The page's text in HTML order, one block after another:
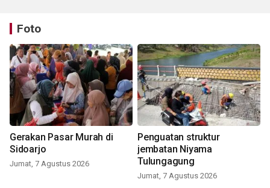
Foto
Gerakan Pasar Murah di
Sidoarjo
Jumat, 7 Agustus 2026
Penguatan struktur
jembatan Niyama
Tulungagung
Jumat, 7 Agustus 2026